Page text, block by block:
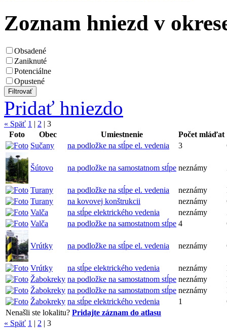
Zoznam hniezd v
Obsadené
Zaniknuté
Potenciálne
Opustené
Pridať hniezdo
« Späť 1 | 2 | 3
Foto
Obec Umiestnenie
Počet mláďat
Sučany
na podložke na stĺpe el. vedenia 3
Šútovo na podložke na samostatnom stĺpe neznámy
Turany na podložke na stĺpe el. vedenia neznámy
Turany
na kovovej konštrukcii neznámy
Valča
na stĺpe elektrického vedenia neznámy
Valča
na podložke na samostatnom stĺpe 4
Vrútky na podložke na stĺpe el. vedenia neznámy
Vrútky na stĺpe elektrického vedenia neznámy
Žabokreky na podložke na samostatnom stĺpe neznámy
Žabokreky na podložke na samostatnom stĺpe neznámy
Žabokreky na stĺpe elektrického vedenia 1
Nenašli ste lokalitu? Pridajte záznam do atlasu
« Späť 1 | 2 | 3